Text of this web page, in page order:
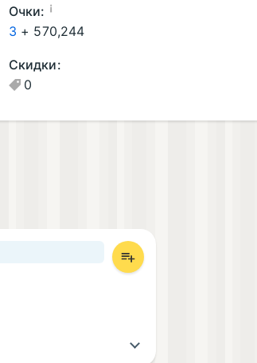
р
и
о
ж
н
Очки: ¡
3 + 570,244
Скидки:
0